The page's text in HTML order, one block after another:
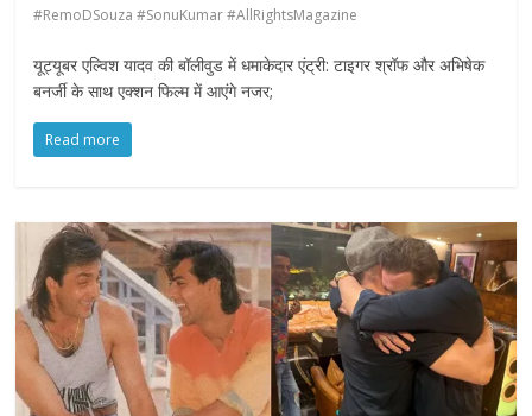
#RemoDSouza #SonuKumar #AllRightsMagazine
यूट्यूबर एल्विश यादव की बॉलीवुड में धमाकेदार एंट्री: टाइगर श्रॉफ और अभिषेक
बनर्जी के साथ एक्शन फिल्म में आएंगे नजर;
Read more